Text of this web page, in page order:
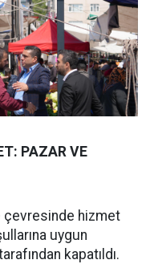
PAZAR VE
çevresinde hizmet
uygun
kapatıldı.